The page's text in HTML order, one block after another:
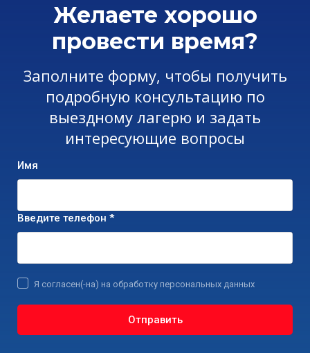
Желаете хорошо
провести время?
Заполните форму, чтобы получить
подробную консультацию по
выездному лагерю и задать
интересующие вопросы
Имя
Введите телефон *
Отправить
Я согласен(-на) на обработку персональных данных